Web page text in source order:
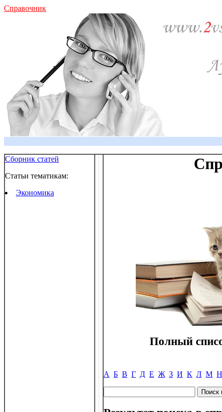
Справочник
Сборник статей
Статьи тематикам:
Экономика
Полный
А Б В Г Д Е Ж З И К Л М Н